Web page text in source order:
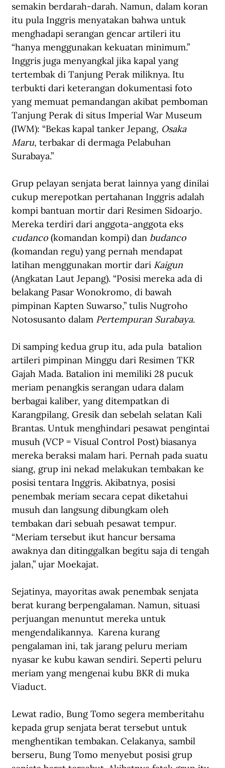
semakin berdarah-darah. Namun, dalam koran
itu pula Inggris menyatakan bahwa untuk
menghadapi serangan gencar artileri itu
“hanya menggunakan kekuatan minimum.”
Inggris juga menyangkal jika kapal yang
tertembak di Tanjung Perak miliknya. Itu
terbukti dari keterangan dokumentasi foto
yang memuat pemandangan akibat pemboman
Tanjung Perak di situs Imperial War Museum
(IWM): “Bekas kapal tanker Jepang, Osaka
Maru, terbakar di dermaga Pelabuhan
Surabaya.”
Grup pelayan senjata berat lainnya yang dinilai
cukup merepotkan pertahanan Inggris adalah
kompi bantuan mortir dari Resimen Sidoarjo.
Mereka terdiri dari anggota-anggota eks
cudanco (komandan kompi) dan budanco
(komandan regu) yang pernah mendapat
latihan menggunakan mortir dari Kaigun
(Angkatan Laut Jepang). “Posisi mereka ada di
belakang Pasar Wonokromo, di bawah
pimpinan Kapten Suwarso,” tulis Nugroho
Notosusanto dalam Pertempuran Surabaya.
Di samping kedua grup itu, ada pula  batalion
artileri pimpinan Minggu dari Resimen TKR
Gajah Mada. Batalion ini memiliki 28 pucuk
meriam penangkis serangan udara dalam
berbagai kaliber, yang ditempatkan di
Karangpilang, Gresik dan sebelah selatan Kali
Brantas. Untuk menghindari pesawat pengintai
musuh (VCP = Visual Control Post) biasanya
mereka beraksi malam hari. Pernah pada suatu
siang, grup ini nekad melakukan tembakan ke
posisi tentara Inggris. Akibatnya, posisi
penembak meriam secara cepat diketahui
musuh dan langsung dibungkam oleh
tembakan dari sebuah pesawat tempur.
“Meriam tersebut ikut hancur bersama
awaknya dan ditinggalkan begitu saja di tengah
jalan,” ujar Moekajat.
Sejatinya, mayoritas awak penembak senjata
berat kurang berpengalaman. Namun, situasi
perjuangan menuntut mereka untuk
mengendalikannya.  Karena kurang
pengalaman ini, tak jarang peluru meriam
nyasar ke kubu kawan sendiri. Seperti peluru
meriam yang mengenai kubu BKR di muka
Viaduct.
Lewat radio, Bung Tomo segera memberitahu
kepada grup senjata berat tersebut untuk
menghentikan tembakan. Celakanya, sambil
berseru, Bung Tomo menyebut posisi grup